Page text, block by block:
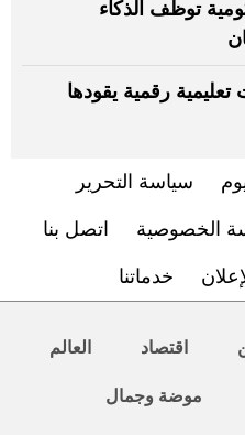
توظف الذكاء
رقمية يقودها
سياسة التحرير
الخصوصية اتصل بنا
خدماتنا
اقتصاد العالم
موضة وجمال